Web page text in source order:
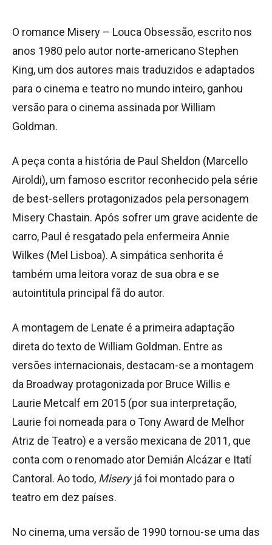
O romance Misery – Louca Obsessão, escrito nos
anos 1980 pelo autor norte-americano Stephen
King, um dos autores mais traduzidos e adaptados
para o cinema e teatro no mundo inteiro, ganhou
versão para o cinema assinada por William
Goldman.
A peça conta a história de Paul Sheldon (Marcello
Airoldi), um famoso escritor reconhecido pela série
de best-sellers protagonizados pela personagem
Misery Chastain. Após sofrer um grave acidente de
carro, Paul é resgatado pela enfermeira Annie
Wilkes (Mel Lisboa). A simpática senhorita é
também uma leitora voraz de sua obra e se
autointitula principal fã do autor.
A montagem de Lenate é a primeira adaptação
direta do texto de William Goldman. Entre as
versões internacionais, destacam-se a montagem
da Broadway protagonizada por Bruce Willis e
Laurie Metcalf em 2015 (por sua interpretação,
Laurie foi nomeada para o Tony Award de Melhor
Atriz de Teatro) e a versão mexicana de 2011, que
conta com o renomado ator Demián Alcázar e Itatí
Cantoral. Ao todo, Miseryjá foi montado para o
teatro em dez países.
No cinema, uma versão de 1990 tornou-se uma das